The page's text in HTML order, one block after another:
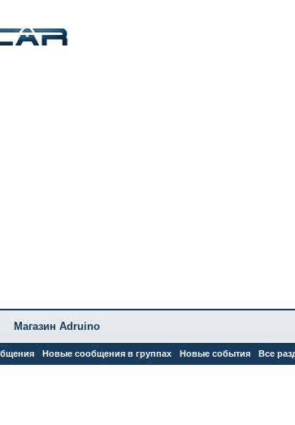
Новые сообщения в группах Новые события Все
Магазин Adruino